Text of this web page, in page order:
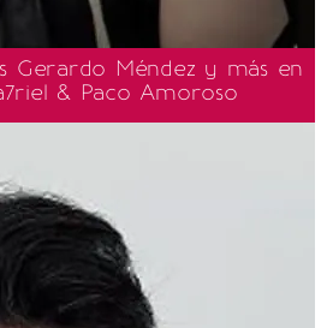
Gerardo Méndez y más en
& Paco Amoroso